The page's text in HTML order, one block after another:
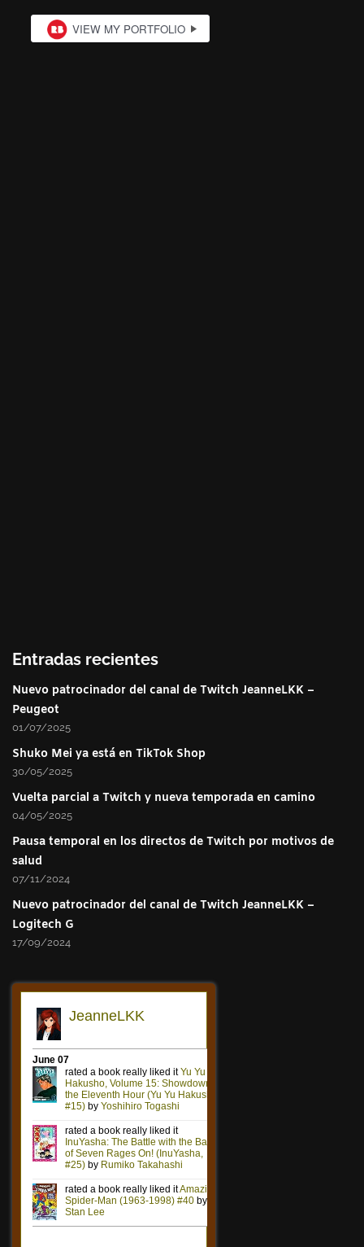
Entradas recientes
Nuevo patrocinador del canal de Twitch JeanneLKK –
Peugeot
01/07/2025
Shuko Mei ya está en TikTok Shop
30/05/2025
Vuelta parcial a Twitch y nueva temporada en camino
04/05/2025
Pausa temporal en los directos de Twitch por motivos de
salud
07/11/2024
Nuevo patrocinador del canal de Twitch JeanneLKK –
Logitech G
17/09/2024